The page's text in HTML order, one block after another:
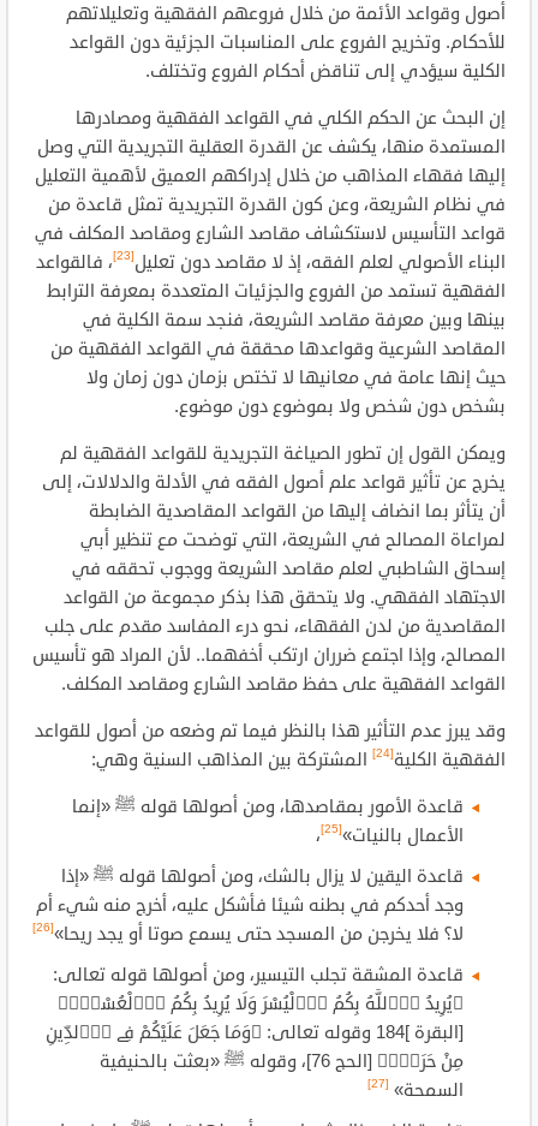
أصول وقواعد الأئمة من خلال فروعهم الفقهية وتعليلاتهم
للأحكام. وتخريج الفروع على المناسبات الجزئية دون القواعد
الكلية سيؤدي إلى تناقض أحكام الفروع وتختلف.
إن البحث عن الحكم الكلي في القواعد الفقهية ومصادرها
المستمدة منها، يكشف عن القدرة العقلية التجريدية التي وصل
إليها فقهاء المذاهب من خلال إدراكهم العميق لأهمية التعليل
في نظام الشريعة، وعن كون القدرة التجريدية تمثل قاعدة من
قواعد التأسيس لاستكشاف مقاصد الشارع ومقاصد المكلف في
البناء الأصولي لعلم الفقه، إذ لا مقاصد دون تعليل[23]
، فالقواعد
الفقهية تستمد من الفروع والجزئيات المتعددة بمعرفة الترابط
بينها وبين معرفة مقاصد الشريعة، فنجد سمة الكلية في
المقاصد الشرعية وقواعدها محققة في القواعد الفقهية من
حيث إنها عامة في معانيها لا تختص بزمان دون زمان ولا
بشخص دون شخص ولا بموضوع دون موضوع.
ويمكن القول إن تطور الصياغة التجريدية للقواعد الفقهية لم
يخرج عن تأثير قواعد علم أصول الفقه في الأدلة والدلالات، إلى
أن يتأثر بما انضاف إليها من القواعد المقاصدية الضابطة
لمراعاة المصالح في الشريعة، التي توضحت مع تنظير أبي
إسحاق الشاطبي لعلم مقاصد الشريعة ووجوب تحققه في
الاجتهاد الفقهي. ولا يتحقق هذا بذكر مجموعة من القواعد
المقاصدية من لدن الفقهاء، نحو درء المفاسد مقدم على جلب
المصالح، وإذا اجتمع ضرران ارتكب أخفهما.. لأن المراد هو تأسيس
القواعد الفقهية على حفظ مقاصد الشارع ومقاصد المكلف.
وقد يبرز عدم التأثير هذا بالنظر فيما تم وضعه من أصول للقواعد
الفقهية الكلية[24]
المشتركة بين المذاهب السنية وهي:
قاعدة الأمور بمقاصدها، ومن أصولها قوله ﷺ «إنما
الأعمال بالنيات»[25]
،
قاعدة اليقين لا يزال بالشك، ومن أصولها قوله ﷺ «إذا
وجد أحدكم في بطنه شيئا فأشكل عليه، أخرج منه شيء أم
لا؟ فلا يخرجن من المسجد حتى يسمع صوتا أو يجد ريحا»[26]
قاعدة المشقة تجلب التيسير، ومن أصولها قوله تعالى:
﴿يُرِيدُ اُ۬للَّهُ بِكُمُ اُ۬لْيُسْرَ وَلَا يُرِيدُ بِكُمُ اُ۬لْعُسْرَۖ﴾
[البقرة ]184 وقوله تعالى: ﴿وَمَا جَعَلَ عَلَيْكُمْ فِے اِ۬لدِّينِ
مِنْ حَرَجٖۖ﴾ [الحج 76]، وقوله ﷺ «بعثت بالحنيفية
السمحة» [27]